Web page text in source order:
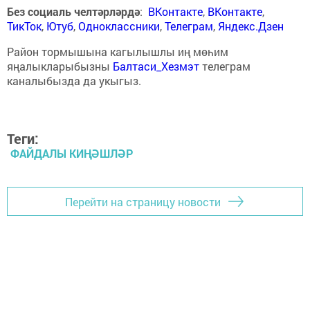
Без социаль челтәрләрдә: ВКонтакте, ВКонтакте,
ТикТок, Ютуб,Одноклассники,Телеграм, Яндекс.Дзен
Район тормышына кагылышлы иң мөһим
яңалыкларыбызны Балтаси_Хезмэттелеграм
каналыбызда да укыгыз.
Теги:
ФАЙДАЛЫ КИҢӘШЛӘР
Перейти на страницу новости